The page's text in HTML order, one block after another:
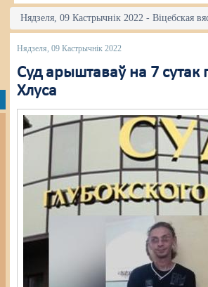
Нядзеля, 09 Кастрычнік 2022 - Віцебская
Нядзеля, 09 Кастрычнік 2022
Суд арыштаваў на 7 сутак
Хлуса